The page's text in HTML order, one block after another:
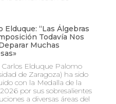
Elduque: “Las Álgebras
Todavía Nos
Muchas
Elduque Palomo
de Zaragoza) ha sido
con la Medalla de la
por sus sobresalientes
a diversas áreas del